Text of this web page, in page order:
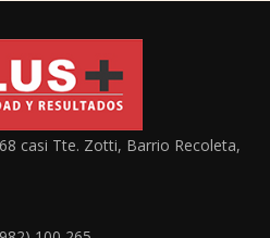
casi Tte. Zotti, Barrio Recoleta,